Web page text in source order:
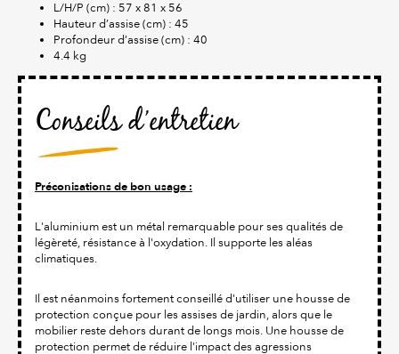
L/H/P (cm) : 57 x 81 x 56
Hauteur d’assise (cm) : 45
Profondeur d’assise (cm) : 40
4.4 kg
Conseils d’entretien
Préconisations de bon usage :
L'aluminium est un métal remarquable pour ses qualités de
légèreté, résistance à l'oxydation. Il supporte les aléas
climatiques.
Il est néanmoins fortement conseillé d'utiliser une housse de
protection conçue pour les assises de jardin, alors que le
mobilier reste dehors durant de longs mois. Une housse de
protection permet de réduire l'impact des agressions